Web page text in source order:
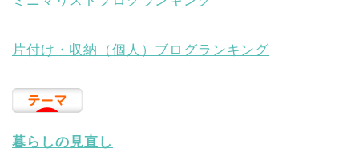
片付け・収納（個人）ブログランキング
暮らしの見直し